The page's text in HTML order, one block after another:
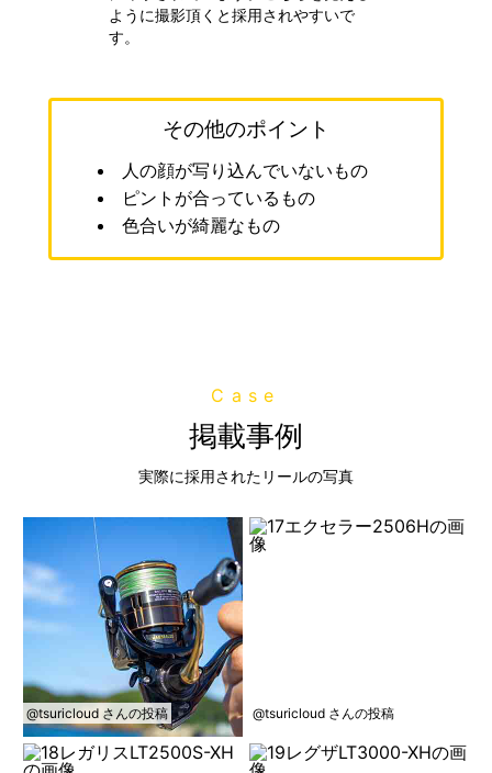
ように撮影頂くと採用されやすいで
す。
その他のポイント
人の顔が写り込んでいないもの
ピントが合っているもの
色合いが綺麗なもの
Case
掲載事例
実際に採用されたリールの写真
@tsuricloud さんの投稿 @tsuricloud さんの投稿